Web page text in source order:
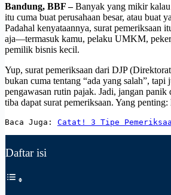
Bandung, BBF –Banyak yang mikir
itu cuma buat perusahaan besar, atau buat
Padahal kenyataannya, surat pemeriksaan
aja—termasuk kamu, pelaku UMKM,
pemilik bisnis kecil.
Yup, surat pemeriksaan dari DJP
bukan cuma tentang “ada yang salah”, tapi
pengawasan rutin pajak. Jadi, jangan
tiba dapat surat pemeriksaan. Yang penting:
Baca Juga: Catat! 3 Tipe
Daftar isi